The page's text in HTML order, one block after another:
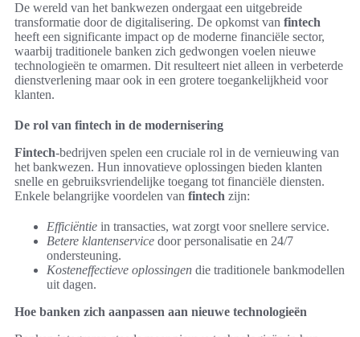
De wereld van het bankwezen ondergaat een uitgebreide
transformatie door de digitalisering. De opkomst van fintech
heeft een significante impact op de moderne financiële sector,
waarbij traditionele banken zich gedwongen voelen nieuwe
technologieën te omarmen. Dit resulteert niet alleen in verbeterde
dienstverlening maar ook in een grotere toegankelijkheid voor
klanten.
De rol van fintech in de modernisering
Fintech-bedrijven spelen een cruciale rol in de vernieuwing van
het bankwezen. Hun innovatieve oplossingen bieden klanten
snelle en gebruiksvriendelijke toegang tot financiële diensten.
Enkele belangrijke voordelen van fintech zijn:
Efficiëntie in transacties, wat zorgt voor snellere service.
Betere klantenservice door personalisatie en 24/7
ondersteuning.
Kosteneffectieve oplossingen die traditionele bankmodellen
uit dagen.
Hoe banken zich aanpassen aan nieuwe technologieën